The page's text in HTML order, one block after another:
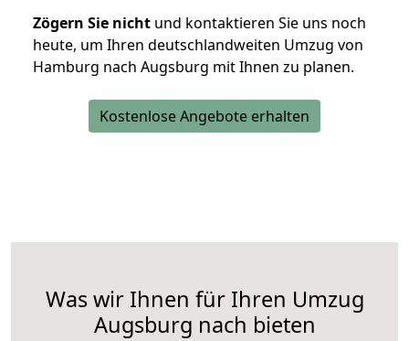
Zögern Sie nicht und kontaktieren Sie uns noch
heute, um Ihren deutschlandweiten Umzug von
Hamburg nach Augsburg mit Ihnen zu planen.
Kostenlose Angebote erhalten
Was wir Ihnen für Ihren Umzug
Augsburg nach bieten